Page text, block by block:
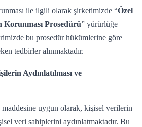
ile ilgili olarak şirketimizde “Özel
Prosedürü” yürürlüğe
bu prosedür hükümlerine göre
tedbirler alınmaktadır.
Aydınlatılması ve
uygun olarak, kişisel verilerin
veri sahiplerini aydınlatmaktadır. Bu